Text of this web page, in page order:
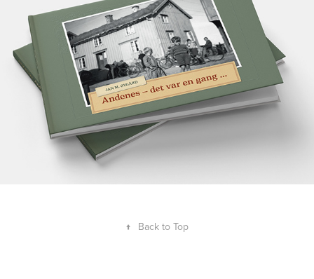
↑ Back to Top